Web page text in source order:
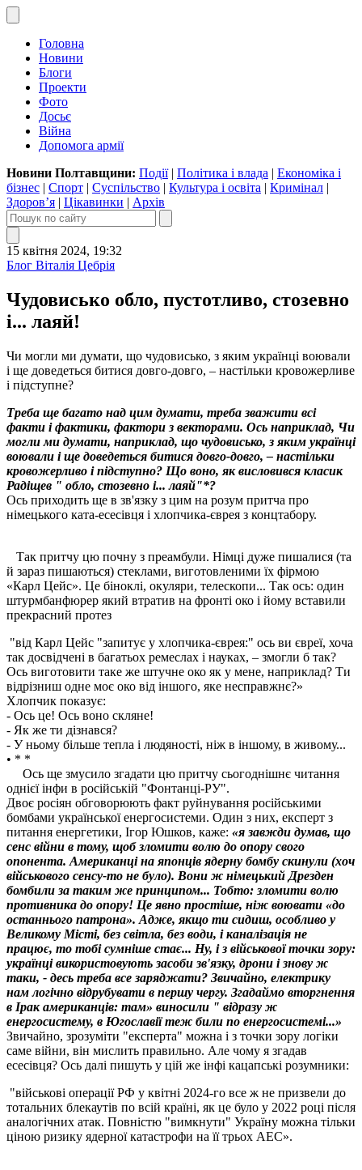
Головна
Новини
Блоги
Проекти
Фото
Досьє
Війна
Допомога армії
Новини Полтавщини: Події| Політика і влада | Економіка і
бізнес | Спорт | Суспільство | Культура і освіта | Кримінал |
Здоров’я | Цікавинки | Архів
15 квітня 2024, 19:32
Блог Віталія Цебрія
Чудовисько обло, пустотливо, стозевно
і... лаяй!
Чи могли ми думати, що чудовисько, з яким українці воювали
і ще доведеться битися довго-довго, – настільки кровожерливе
і підступне?
Треба ще багато над цим думати, треба зважити всі
факти і фактики, фактори з векторами. Ось наприклад, Чи
могли ми думати, наприклад, що чудовисько, з яким українці
воювали і ще доведеться битися довго-довго, – настільки
кровожерливо і підступно? Що воно, як висловився класик
Радіщев " обло, стозевно і... лаяй"*?
Ось приходить ще в зв'язку з цим на розум притча про
німецького ката-есесівця і хлопчика-єврея з концтабору.
Так притчу цю почну з преамбули. Німці дуже пишалися (та
й зараз пишаються) стеклами, виготовленими їх фірмою
«Карл Цейс». Це біноклі, окуляри, телескопи... Так ось: один
штурмбанфюрер який втратив на фронті око і йому вставили
прекрасний протез
"від Карл Цейс "запитує у хлопчика-єврея:" ось ви євреї, хоча
так досвідчені в багатьох ремеслах і науках, – змогли б так?
Ось виготовити таке же штучне око як у мене, наприклад? Ти
відрізниш одне моє око від іншого, яке несправжнє?»
Хлопчик показує:
- Ось це! Ось воно скляне!
- Як же ти дізнався?
- У ньому більше тепла і людяності, ніж в іншому, в живому...
• * *
Ось ще змусило згадати цю притчу сьогоднішнє читання
однієї інфи в російській "Фонтанці-РУ".
Двоє росіян обговорюють факт руйнування російськими
бомбами української енергосистеми. Один з них, експерт з
питання енергетики, Ігор Юшков, каже: «я завжди думав, що
сенс війни в тому, щоб зломити волю до опору свого
опонента. Американці на японців ядерну бомбу скинули (хоч
військового сенсу-то не було). Вони ж німецький Дрезден
бомбили за таким же принципом... Тобто: зломити волю
противника до опору! Це явно простіше, ніж воювати «до
останнього патрона». Адже, якщо ти сидиш, особливо у
Великому Місті, без світла, без води, і каналізація не
працює, то тобі сумніше стає... Ну, і з військової точки зору:
українці використовують засоби зв'язку, дрони і знову ж
таки, - десь треба все заряджати? Звичайно, електрику
нам логічно відрубувати в першу чергу. Згадаймо вторгнення
в Ірак американців: там» виносили " відразу ж
енергосистему, в Югославії теж били по енергосистемі...»
Звичайно, зрозуміти "експерта" можна і з точки зору логіки
саме війни, він мислить правильно. Але чому я згадав
есесівця? Ось далі пишуть у цій же інфі кацапські розумники:
"військові операції РФ у квітні 2024-го все ж не призвели до
тотальних блекаутів по всій країні, як це було у 2022 році після
аналогічних атак. Повністю "вимкнути" Україну можна тільки
ціною ризику ядерної катастрофи на її трьох АЕС».